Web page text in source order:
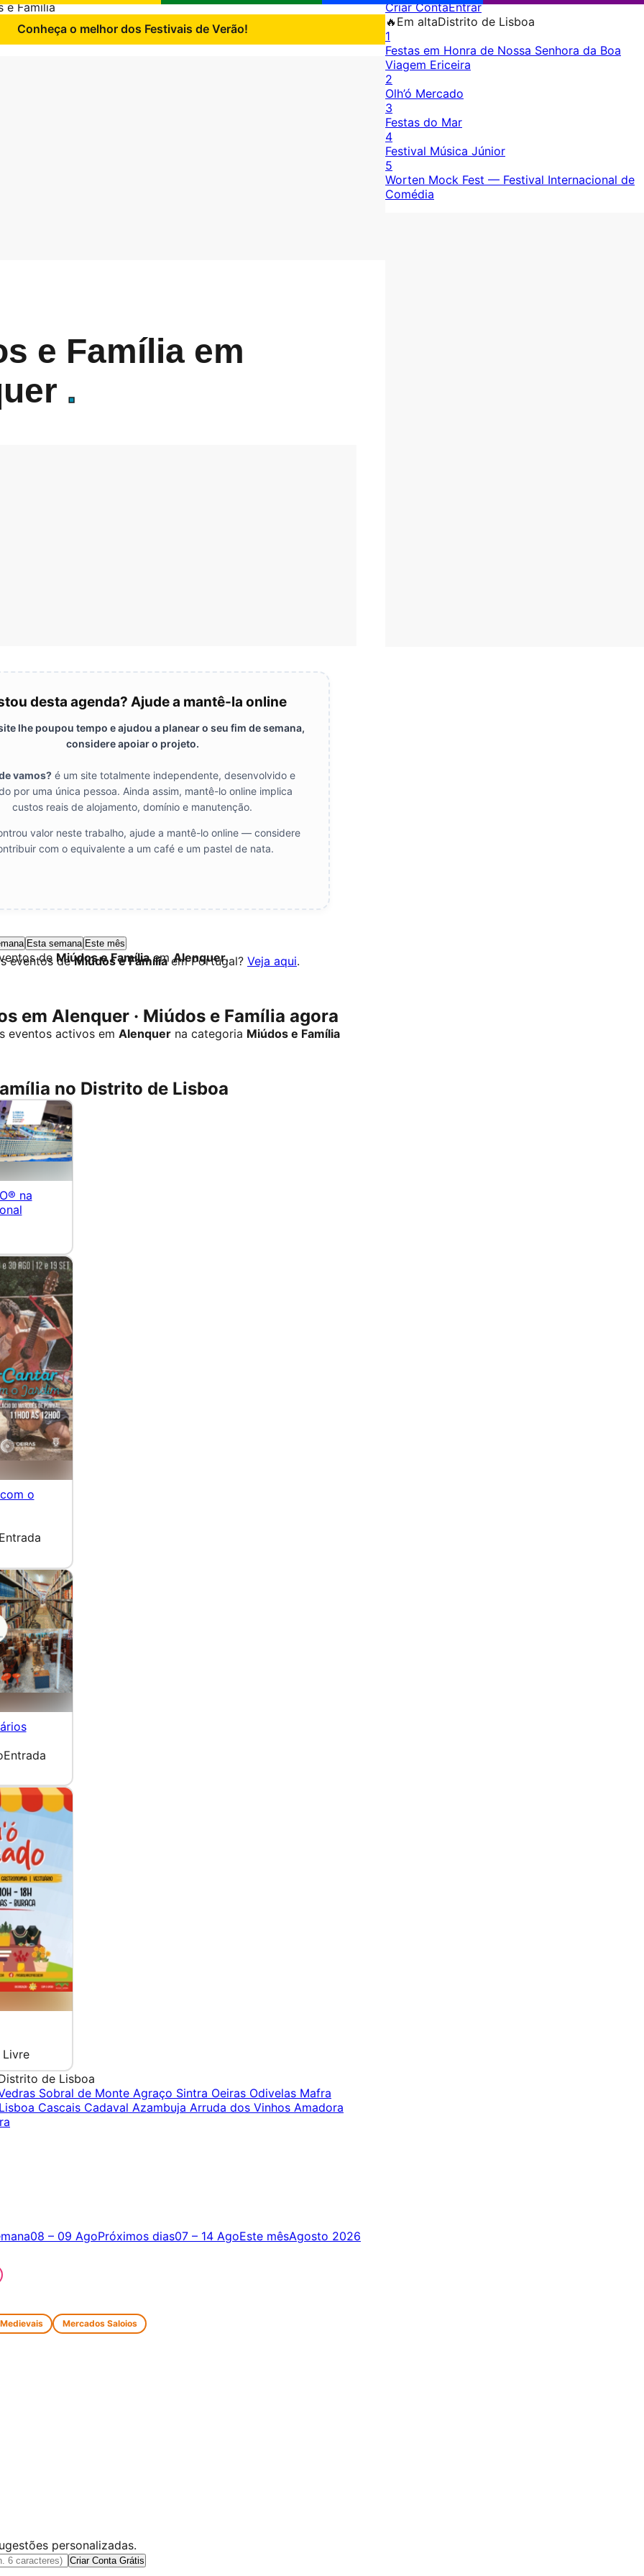
e Família
Conheça o melhor dos Festivais de Verão!
e Família em
.
desta agenda? Ajude a mantê-la online
lhe poupou tempo e ajudou a planear o seu fim de semana,
considere apoiar o projeto.
vamos? é um site totalmente independente, desenvolvido e
por uma única pessoa. Ainda assim, mantê-lo online implica
custos reais de alojamento, domínio e manutenção.
valor neste trabalho, ajude a mantê-lo online — considere
com o equivalente a um café e um pastel de nata.
Esta semana Este mês
de Miúdos e FamíliaemAlenquer.
eventos deMiúdos e Famíliaem Portugal? Veja aqui.
em Alenquer · Miúdos e Família agora
eventos activos em Alenquer na categoria Miúdos e Família
no Distrito de Lisboa
na
o
Entrada
Entrada
Livre
de Lisboa
Sobral de Monte Agraço Sintra Oeiras Odivelas Mafra
Lisboa Cascais Cadaval Azambuja Arruda dos Vinhos Amadora
Criar ContaEntrar
🔥 Em altaDistrito de Lisboa
1
Festas em Honra de Nossa Senhora da Boa
Viagem Ericeira
2
Olh’ó Mercado
3
Festas do Mar
4
Festival Música Júnior
5
Worten Mock Fest — Festival Internacional de
Comédia
08 – 09 AgoPróximos dias07 – 14 AgoEste mêsAgosto 2026
Mercados Saloios
personalizadas.
Criar Conta Grátis